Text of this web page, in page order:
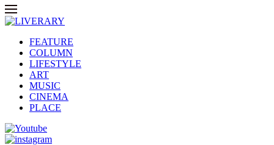
FEATURE
COLUMN
LIFESTYLE
ART
MUSIC
CINEMA
PLACE